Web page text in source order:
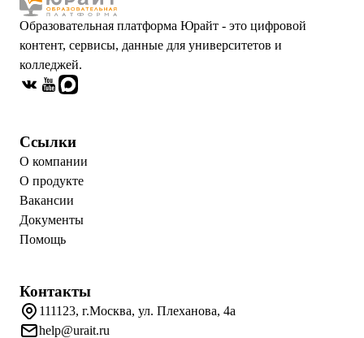
Образовательная платформа Юрайт - это цифровой
контент, сервисы, данные для университетов и
колледжей.
Ссылки
О компании
О продукте
Вакансии
Документы
Помощь
Контакты
111123, г.Москва, ул. Плеханова, 4а
help@urait.ru